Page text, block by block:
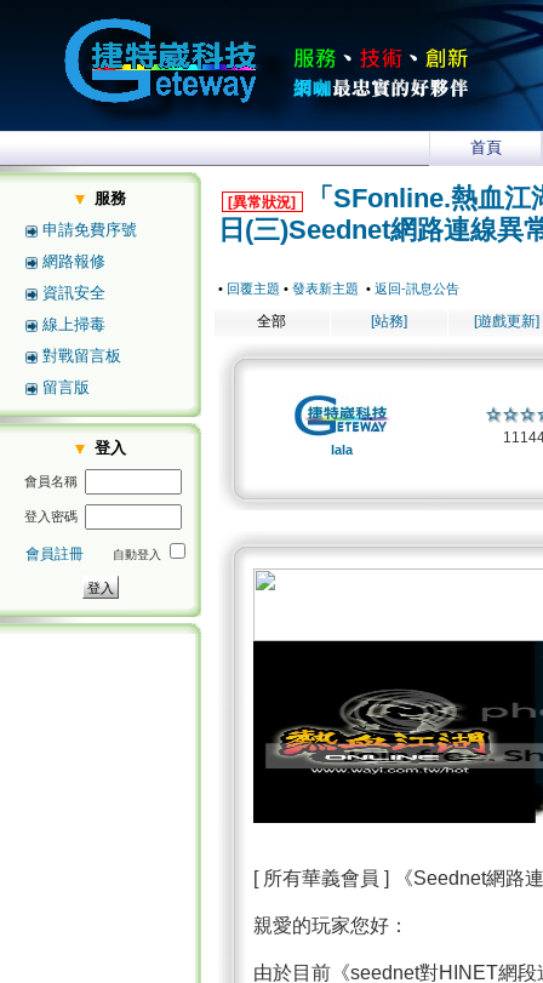
首頁
服務
申請免費序號
網路報修
資訊安全
線上掃毒
對戰留言板
留言版
登入
會員名稱
登入密碼
會員註冊 自動登入
[異常狀況]
「SFonline.熱血
日(三)Seednet網路連線異
• 回覆主題 • 發表新主題 • 返回-訊息公告
全部 [站務] [遊戲更新]
lala
[ 所有華義會員 ] 《Seednet網路
親愛的玩家您好：
由於目前《seednet對HINET網段